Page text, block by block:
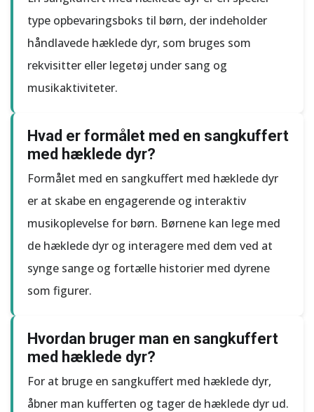
type opbevaringsboks til børn, der indeholder
håndlavede hæklede dyr, som bruges som
rekvisitter eller legetøj under sang og
musikaktiviteter.
Hvad er formålet med en sangkuffert
med hæklede dyr?
Formålet med en sangkuffert med hæklede dyr
er at skabe en engagerende og interaktiv
musikoplevelse for børn. Børnene kan lege med
de hæklede dyr og interagere med dem ved at
synge sange og fortælle historier med dyrene
som figurer.
Hvordan bruger man en sangkuffert
med hæklede dyr?
For at bruge en sangkuffert med hæklede dyr,
åbner man kufferten og tager de hæklede dyr ud.